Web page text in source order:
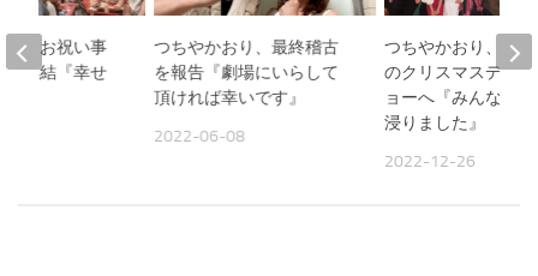
つちやかおり、最終稽古
を報告『劇場にいらして
頂ければ幸いです』
2022-06-08
つちやかおり、田
のクリスマスディ
ョーへ『みんなで
浸りました』
2022-12-26
り、お祝い事
ー集結『幸せ